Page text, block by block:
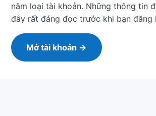
năm loại tài khoản. Những thông tin
đây rất đáng đọc trước khi bạn đăng
Mở tài khoản →